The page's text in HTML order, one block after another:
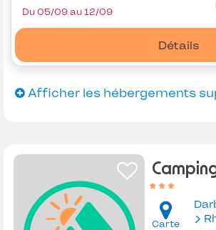
Détails
Du 05/09 au 12/09
Afficher les hébergements
Carte